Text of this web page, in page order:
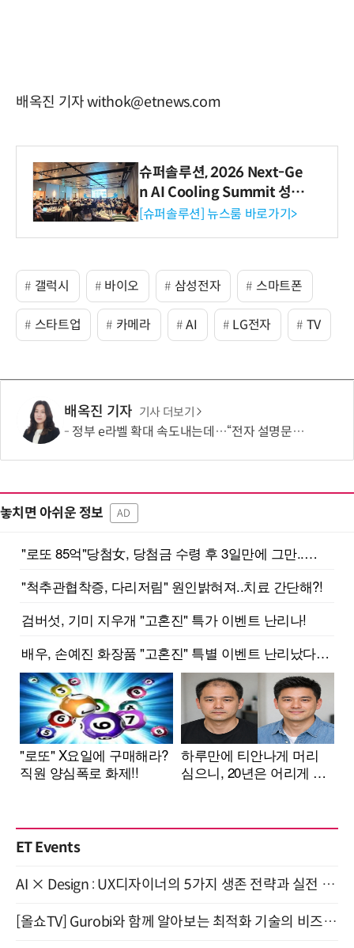
배옥진 기자 withok@etnews.com
슈퍼솔루션, 2026 Next-Ge
n AI Cooling Summit 성황
리 성료
[슈퍼솔루션] 뉴스룸 바로가기>
갤럭시 바이오 삼성전자 스마트폰
스타트업 카메라 AI LG전자 TV
배옥진 기자 기사 더보기
정부 e라벨 확대 속도내는데…“전자 설명문, 종이보다 불편”
놓치면 아쉬운 정보 AD
ET Events
AI × Design : UX디자이너의 5가지 생존 전략과 실전 대응 8월 28일 개최
[올쇼TV] Gurobi와 함께 알아보는 최적화 기술의 비즈니스 활용 (8월 20일 생방송)